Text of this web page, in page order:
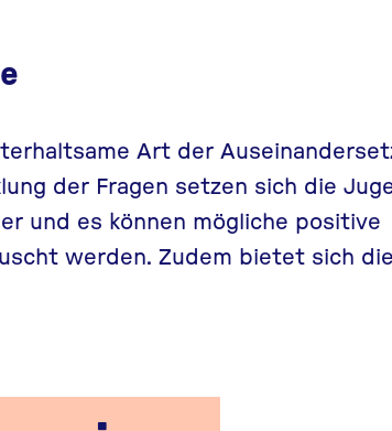
Art der
der Fragen setzen sich die
und es können mögliche positive
werden. Zudem bietet sich